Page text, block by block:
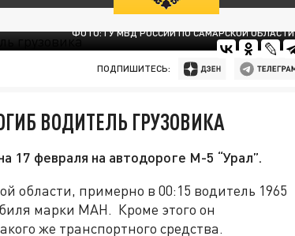
ФОТО: ГУ МВД РОССИИ ПО САМАРСКОЙ ОБЛАСТИ
ПОДПИШИТЕСЬ:
ВОДИТЕЛЬ ГРУЗОВИКА
17 февраля на автодороге М-5 “Урал”.
области, примерно в 00:15 водитель 1965
марки МАН. Кроме этого он
же транспортного средства.